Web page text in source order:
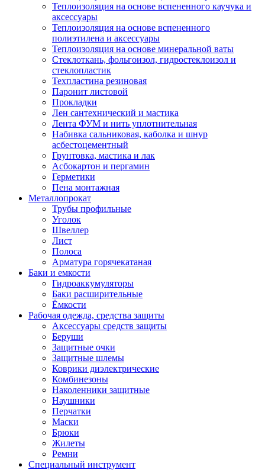
Теплоизоляция на основе вспененного каучука и
аксессуары
Теплоизоляция на основе вспененного
полиэтилена и аксессуары
Теплоизоляция на основе минеральной ваты
Стеклоткань, фольгоизол, гидростеклоизол и
стеклопластик
Техпластина резиновая
Паронит листовой
Прокладки
Лен сантехнический и мастика
Лента ФУМ и нить уплотнительная
Набивка сальниковая, каболка и шнур
асбестоцементный
Грунтовка, мастика и лак
Асбокартон и пергамин
Герметики
Пена монтажная
Металлопрокат
Трубы профильные
Уголок
Швеллер
Лист
Полоса
Арматура горячекатаная
Баки и емкости
Гидроаккумуляторы
Баки расширительные
Ёмкости
Рабочая одежда, средства защиты
Аксессуары средств защиты
Беруши
Защитные очки
Защитные шлемы
Коврики диэлектрические
Комбинезоны
Наколенники защитные
Наушники
Перчатки
Маски
Брюки
Жилеты
Ремни
Специальный инструмент